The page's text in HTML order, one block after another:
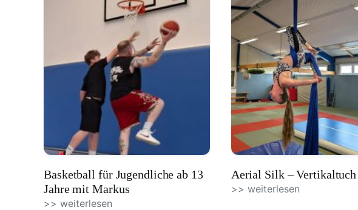
Basketball für Jugendliche ab 13
Jahre mit Markus
>> weiterlesen
Aerial Silk – Vertikaltuch
>> weiterlesen